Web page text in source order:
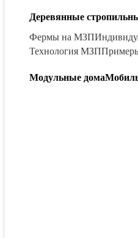
Деревянные
Фермы на МЗП
Технология МЗП
Модульные дома